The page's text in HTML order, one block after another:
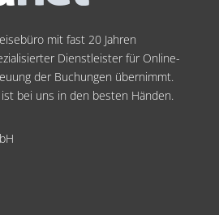
mit fast 20 Jahren
Dienstleister für Online-
der Buchungen übernimmt.
bei uns in den besten Händen.